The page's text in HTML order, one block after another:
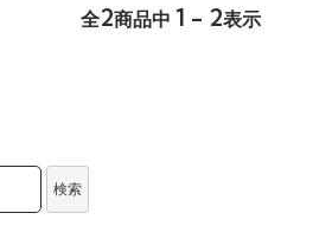
全2商品中 1 - 2表示
検索